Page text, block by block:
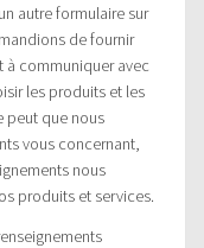
autre formulaire sur
de fournir
à communiquer avec
les produits et les
peut que nous
vous concernant,
nous
produits et services.